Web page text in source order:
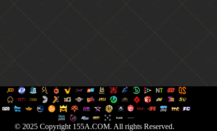
© 2025 Copyright 155A.COM. All rights Reserved.